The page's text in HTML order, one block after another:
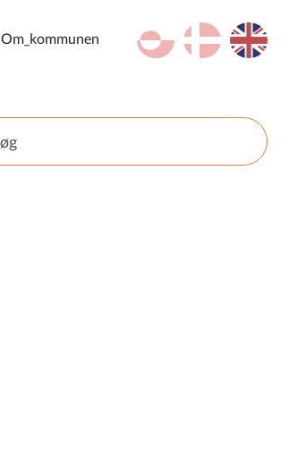
en
da
kl-GL
Om_kommunen